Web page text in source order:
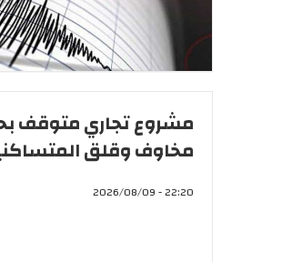
مشروع تجاري متوقف
مخاوف وقلق
22:20 - 2026/08/09